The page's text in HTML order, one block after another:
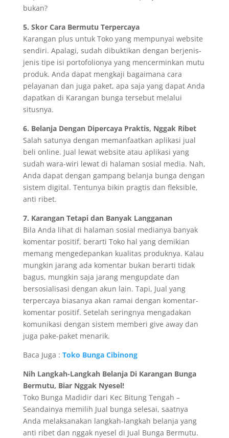
bukan?
5. Skor Cara Bermutu Terpercaya
Karangan plus untuk Toko yang mempunyai website
sendiri. Apalagi, sudah dibuktikan dengan berjenis-
jenis tipe isi portofolionya yang mencerminkan mutu
produk. Anda dapat mengkaji bagaimana cara
pelayanan dan juga paket, apa saja yang dapat Anda
dapatkan di Karangan bunga tersebut melalui
situsnya.
6. Belanja Dengan Dipercaya Praktis, Nggak Ribet
Salah satunya dengan memanfaatkan aplikasi jual
beli online. Jual lewat website atau aplikasi yang
sudah wara-wiri lewat di halaman sosial media. Nah,
Anda dapat dengan gampang belanja bunga dengan
sistem digital. Tentunya bikin pragtis dan fleksible,
anti ribet.
7. Karangan Tetapi dan Banyak Langganan
Bila Anda lihat di halaman sosial medianya banyak
komentar positif, berarti Toko hal yang demikian
memang mengedepankan kualitas produknya. Kalau
mungkin jarang ada komentar bukan berarti tidak
bagus, mungkin saja jarang mengupdate dan
bersosialisasi dengan akun lain. Tapi, Jual yang
terpercaya biasanya akan ramai dengan komentar-
komentar positif. Setelah seringnya mengadakan
komunikasi dengan sistem memberi give away dan
juga pake-paket menarik.
Baca Juga : Toko Bunga Cibinong
Nih Langkah-Langkah Belanja Di Karangan Bunga
Bermutu, Biar Nggak Nyesel!
Toko Bunga Madidir dari Kec Bitung Tengah –
Seandainya memilih Jual bunga selesai, saatnya
Anda melaksanakan langkah-langkah belanja yang
anti ribet dan nggak nyesel di Jual Bunga Bermutu.